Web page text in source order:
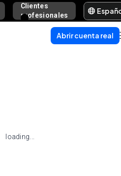
Clientes
profesionales
Ayuda y
Abrir cuenta real
loading...